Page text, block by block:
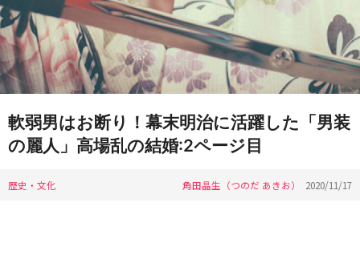
軟弱男はお断り！幕末明治に活躍した「男装
の麗人」高場乱の結婚:2ページ目
歴史・文化 角田晶生（つのだ あきお） 2020/11/17